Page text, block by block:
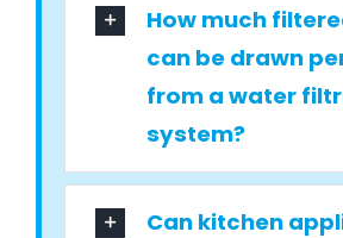
How much
can be drawn
from a water
system?
Can kitchen